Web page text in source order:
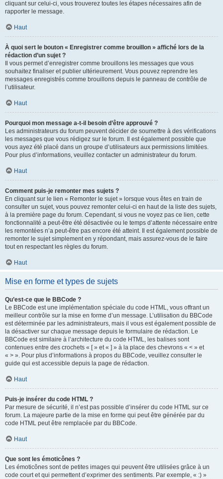
cliquant sur celui-ci, vous trouverez toutes les étapes nécessaires afin de
rapporter le message.
Haut
À quoi sert le bouton « Enregistrer comme brouillon » affiché lors de la
rédaction d’un sujet ?
Il vous permet d’enregistrer comme brouillons les messages que vous
souhaitez finaliser et publier ultérieurement. Vous pouvez reprendre les
messages enregistrés comme brouillons depuis le panneau de contrôle de
l’utilisateur.
Haut
Pourquoi mon message a-t-il besoin d’être approuvé ?
Les administrateurs du forum peuvent décider de soumettre à des vérifications
les messages que vous rédigez sur le forum. Il est également possible que
vous ayez été placé dans un groupe d’utilisateurs aux permissions limitées.
Pour plus d’informations, veuillez contacter un administrateur du forum.
Haut
Comment puis-je remonter mes sujets ?
En cliquant sur le lien « Remonter le sujet » lorsque vous êtes en train de
consulter un sujet, vous pouvez remonter celui-ci en haut de la liste des sujets,
à la première page du forum. Cependant, si vous ne voyez pas ce lien, cette
fonctionnalité a peut-être été désactivée ou le temps d’attente nécessaire entre
les remontées n’a peut-être pas encore été atteint. Il est également possible de
remonter le sujet simplement en y répondant, mais assurez-vous de le faire
tout en respectant les règles du forum.
Haut
Mise en forme et types de sujets
Qu’est-ce que le BBCode ?
Le BBCode est une implémentation spéciale du code HTML, vous offrant un
meilleur contrôle sur la mise en forme d’un message. L’utilisation du BBCode
est déterminée par les administrateurs, mais il vous est également possible de
la désactiver sur chaque message depuis le formulaire de rédaction. Le
BBCode est similaire à l’architecture du code HTML, les balises sont
contenues entre des crochets « [ » et « ] » à la place des chevrons « < » et
« > ». Pour plus d’informations à propos du BBCode, veuillez consulter le
guide qui est accessible depuis la page de rédaction.
Haut
Puis-je insérer du code HTML ?
Par mesure de sécurité, il n’est pas possible d’insérer du code HTML sur ce
forum. La majeure partie de la mise en forme qui peut être générée par du
code HTML peut être remplacée par du BBCode.
Haut
Que sont les émoticônes ?
Les émoticônes sont de petites images qui peuvent être utilisées grâce à un
code court et qui permettent d’exprimer des sentiments. Par exemple, « :) »